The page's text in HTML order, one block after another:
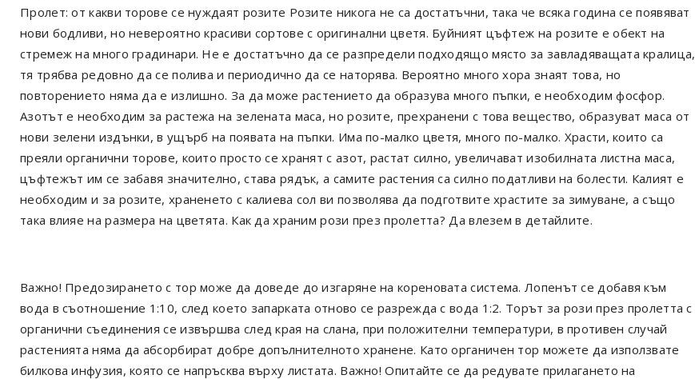
Пролет: от какви торове се нуждаят розите Розите никога не са достатъчни, така че всяка година се появяват
нови бодливи, но невероятно красиви сортове с оригинални цветя. Буйният цъфтеж на розите е обект на
стремеж на много градинари. Не е достатъчно да се разпредели подходящо място за завладяващата кралица,
тя трябва редовно да се полива и периодично да се наторява. Вероятно много хора знаят това, но
повторението няма да е излишно. За да може растението да образува много пъпки, е необходим фосфор.
Азотът е необходим за растежа на зелената маса, но розите, прехранени с това вещество, образуват маса от
нови зелени издънки, в ущърб на появата на пъпки. Има по-малко цветя, много по-малко. Храсти, които са
преяли органични торове, които просто се хранят с азот, растат силно, увеличават изобилната листна маса,
цъфтежът им се забавя значително, става рядък, а самите растения са силно податливи на болести. Калият е
необходим и за розите, храненето с калиева сол ви позволява да подготвите храстите за зимуване, а също
така влияе на размера на цветята. Как да храним рози през пролетта? Да влезем в детайлите.
Важно! Предозирането с тор може да доведе до изгаряне на кореновата система. Лопенът се добавя към
вода в съотношение 1:10, след което запарката отново се разрежда с вода 1:2. Торът за рози през пролетта с
органични съединения се извършва след края на слана, при положителни температури, в противен случай
растенията няма да абсорбират добре допълнителното хранене. Като органичен тор можете да използвате
билкова инфузия, която се напръсква върху листата. Важно! Опитайте се да редувате прилагането на